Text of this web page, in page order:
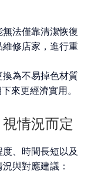
無法僅靠清潔恢復
修店家，進行重
換為不易掉色材質
來更經濟實用。
情況而定
度、時間長短 以及
與對應建議：